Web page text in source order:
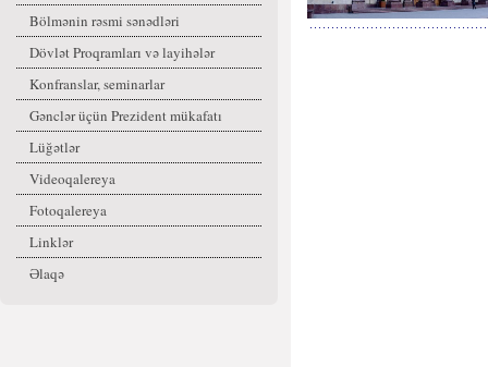
Bölmənin rəsmi sənədləri
Dövlət Proqramları və layihələr
Konfranslar, seminarlar
Gənclər üçün Prezident mükafatı
Lüğətlər
Videoqalereya
Fotoqalereya
Linklər
Əlaqə